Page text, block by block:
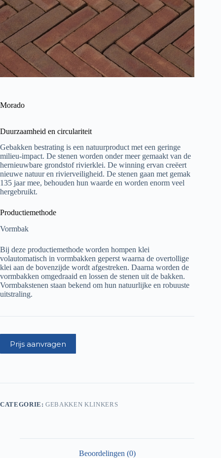
Morado
Duurzaamheid en circulariteit
Gebakken bestrating is een natuurproduct met een geringe
milieu-impact. De stenen worden onder meer gemaakt van de
hernieuwbare grondstof rivierklei. De winning ervan creëert
nieuwe natuur en rivierveiligheid. De stenen gaan met gemak
135 jaar mee, behouden hun waarde en worden enorm veel
hergebruikt.
Productiemethode
Vormbak
Bij deze productiemethode worden hompen klei
volautomatisch in vormbakken geperst waarna de overtollige
klei aan de bovenzijde wordt afgestreken. Daarna worden de
vormbakken omgedraaid en lossen de stenen uit de bakken.
Vormbakstenen staan bekend om hun natuurlijke en robuuste
uitstraling.
Prijs aanvragen
CATEGORIE:GEBAKKEN KLINKERS
Beoordelingen (0)